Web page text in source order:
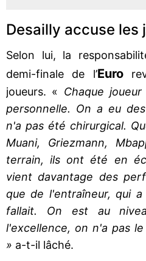
Desailly accuse les
Selon lui, la
demi-finale de l’Euro
joueurs. « Chaque
personnelle. On a eu
n'a pas été chirurgical.
Muani, Griezmann,
terrain, ils ont été en
vient davantage des
que de l'entraîneur, qui
fallait. On est au
l'excellence, on n'a pas
» a-t-il lâché.